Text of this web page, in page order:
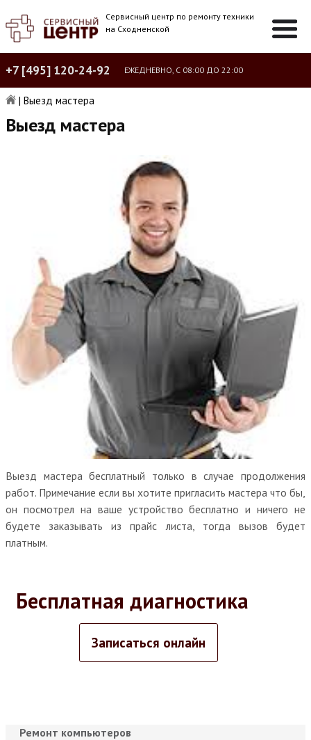
Сервисный центр по ремонту техники
на Сходненской
+7 [495] 120-24-92 ЕЖЕДНЕВНО, С 08:00 ДО 22:00
| Выезд мастера
Выезд мастера
Выезд мастера бесплатный только в случае продолжения
работ. Примечание если вы хотите пригласить мастера что бы,
он посмотрел на ваше устройство бесплатно и ничего не
будете заказывать из прайс листа, тогда вызов будет
платным.
Бесплатная диагностика
Записаться онлайн
Ремонт компьютеров